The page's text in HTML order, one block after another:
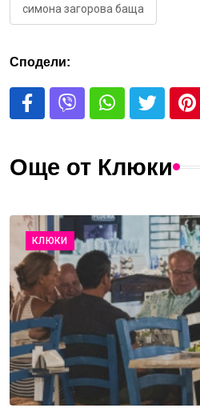
симона загорова баща
Сподели:
Още от Клюки
КЛЮКИ